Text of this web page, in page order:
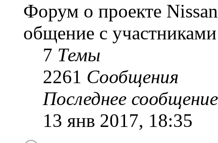
Форум о проекте
общение с
7 Темы
2261 Сообщения
Последнее сообщение
13 янв 2017, 18:35